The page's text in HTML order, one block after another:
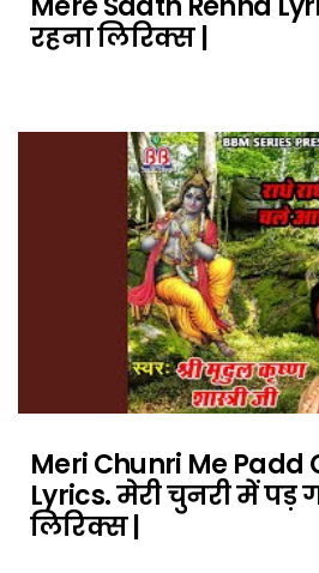
रहना लिरिक्स |
Meri Chunri Me Padd
Lyrics. मेरी चुनरी में पड़
लिरिक्स |